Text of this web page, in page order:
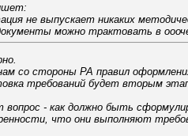
не выпускает никаких
можно трактовать в
со стороны РА правил
требований будет вторым
- как должно быть
что они выполняют